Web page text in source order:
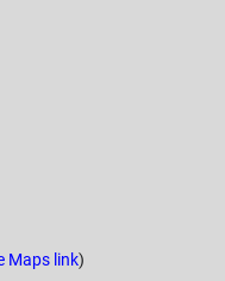
Maps link)